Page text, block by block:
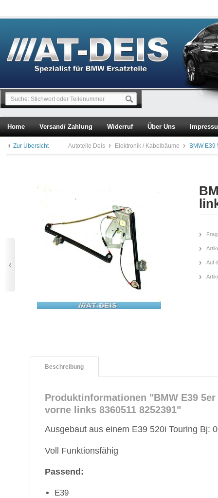
Home Versand/ Zahlung Widerruf Über Uns
Zur Übersicht Autoteile Deis Elektronik / Kabelbäume BMW
Auf
Beschreibung
Produktinformationen "BMW E39
vorne links 8360511 8252391"
Ausgebaut aus einem E39 520i Touring Bj:
Voll Funktionsfähig
Passend:
E39